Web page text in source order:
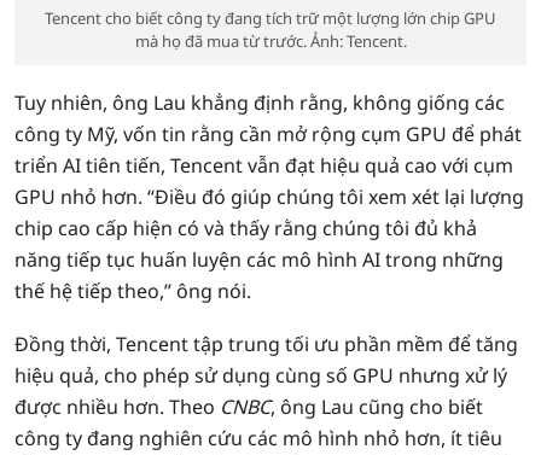
Tencent cho biết công ty đang tích trữ một lượng lớn chip GPU
mà họ đã mua từ trước. Ảnh: Tencent.
Tuy nhiên, ông Lau khẳng định rằng, không giống các
công ty Mỹ, vốn tin rằng cần mở rộng cụm GPU để phát
triển AI tiên tiến, Tencent vẫn đạt hiệu quả cao với cụm
GPU nhỏ hơn. “Điều đó giúp chúng tôi xem xét lại lượng
chip cao cấp hiện có và thấy rằng chúng tôi đủ khả
năng tiếp tục huấn luyện các mô hình AI trong những
thế hệ tiếp theo,” ông nói.
Đồng thời, Tencent tập trung tối ưu phần mềm để tăng
hiệu quả, cho phép sử dụng cùng số GPU nhưng xử lý
được nhiều hơn. Theo CNBC, ông Lau cũng cho biết
công ty đang nghiên cứu các mô hình nhỏ hơn, ít tiêu